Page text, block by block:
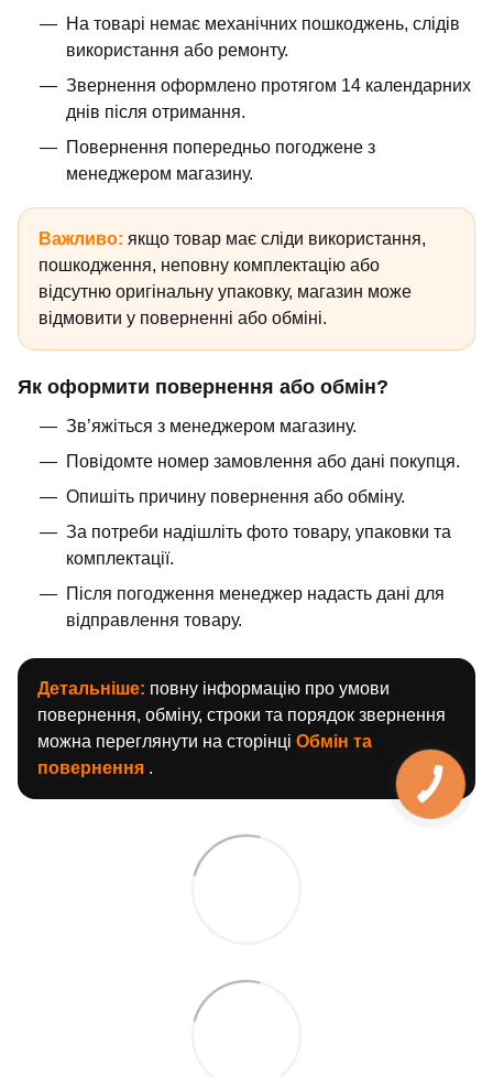
На товарі немає механічних пошкоджень, слідів
використання або ремонту.
Звернення оформлено протягом 14 календарних
днів після отримання.
Повернення попередньо погоджене з
менеджером магазину.
Важливо: якщо товар має сліди використання,
пошкодження, неповну комплектацію або
відсутню оригінальну упаковку, магазин може
відмовити у поверненні або обміні.
Як оформити повернення або обмін?
Зв’яжіться з менеджером магазину.
Повідомте номер замовлення або дані покупця.
Опишіть причину повернення або обміну.
За потреби надішліть фото товару, упаковки та
комплектації.
Після погодження менеджер надасть дані для
відправлення товару.
Детальніше: повну інформацію про умови
повернення, обміну, строки та порядок звернення
можна переглянути на сторінці Обмін та
повернення .